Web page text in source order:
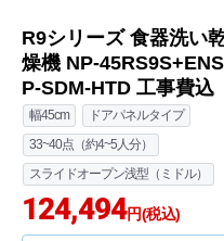
124,494 円(税込)
商品詳細はこちら
パナソニック
商品コード：NP-45RS9S-HTD-KJ